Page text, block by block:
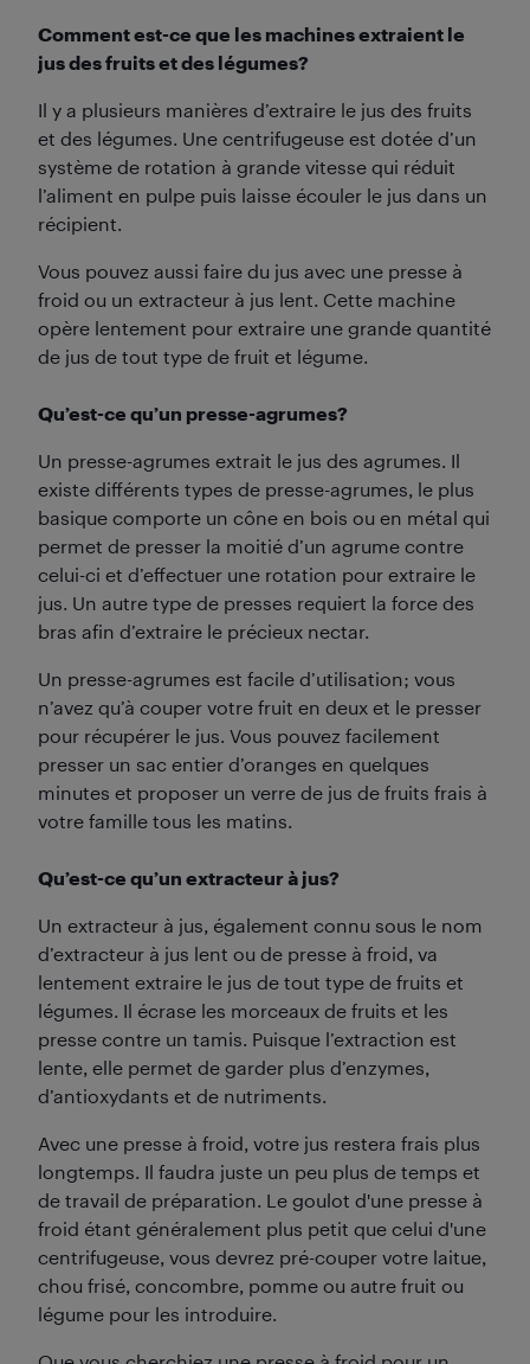
Comment est-ce que les machines extraient le
jus des fruits et des légumes?
Il y a plusieurs manières d’extraire le jus des fruits
et des légumes. Une centrifugeuse est dotée d’un
système de rotation à grande vitesse qui réduit
l’aliment en pulpe puis laisse écouler le jus dans un
récipient.
Vous pouvez aussi faire du jus avec une presse à
froid ou un extracteur à jus lent. Cette machine
opère lentement pour extraire une grande quantité
de jus de tout type de fruit et légume.
Qu’est-ce qu’un presse-agrumes?
Un presse-agrumes extrait le jus des agrumes. Il
existe différents types de presse-agrumes, le plus
basique comporte un cône en bois ou en métal qui
permet de presser la moitié d’un agrume contre
celui-ci et d’effectuer une rotation pour extraire le
jus. Un autre type de presses requiert la force des
bras afin d’extraire le précieux nectar.
Un presse-agrumes est facile d’utilisation; vous
n’avez qu’à couper votre fruit en deux et le presser
pour récupérer le jus. Vous pouvez facilement
presser un sac entier d’oranges en quelques
minutes et proposer un verre de jus de fruits frais à
votre famille tous les matins.
Qu’est-ce qu’un extracteur à jus?
Un extracteur à jus, également connu sous le nom
d’extracteur à jus lent ou de presse à froid, va
lentement extraire le jus de tout type de fruits et
légumes. Il écrase les morceaux de fruits et les
presse contre un tamis. Puisque l’extraction est
lente, elle permet de garder plus d’enzymes,
d’antioxydants et de nutriments.
Avec une presse à froid, votre jus restera frais plus
longtemps. Il faudra juste un peu plus de temps et
de travail de préparation. Le goulot d'une presse à
froid étant généralement plus petit que celui d'une
centrifugeuse, vous devrez pré-couper votre laitue,
chou frisé, concombre, pomme ou autre fruit ou
légume pour les introduire.